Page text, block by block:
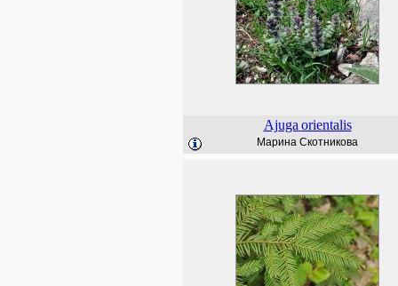
Ajuga orientalis
Марина Скотникова